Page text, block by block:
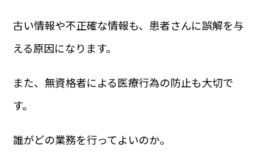
古い情報や不正確な情報も、患者さんに誤解を与
える原因になります。
また、無資格者による医療行為の防止も大切で
す。
誰がどの業務を行ってよいのか。